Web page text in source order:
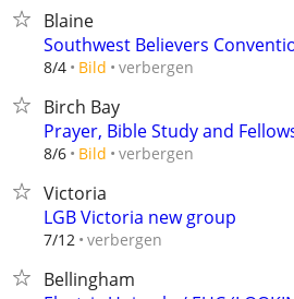
Blaine
Southwest Believers
8/4 Bild verbergen
Birch Bay
Prayer, Bible Study and
8/6 Bild verbergen
Victoria
LGB Victoria new group
7/12 verbergen
Bellingham